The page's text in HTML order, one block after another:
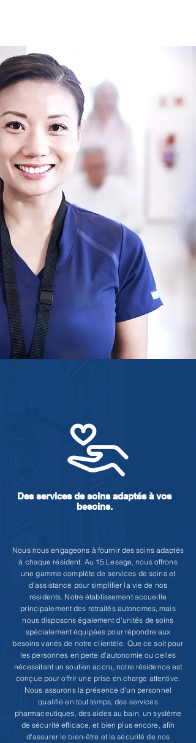
Des services de soins adaptés à vos
besoins.
Nous nous engageons à fournir des soins adaptés
à chaque résident. Au 15 Lesage, nous offrons
une gamme complète de services de soins et
d'assistance pour simplifier la vie de nos
résidents. Notre établissement accueille
principalement des retraités autonomes, mais
nous disposons également d'unités de soins
spécialement équipées pour répondre aux
besoins variés de notre clientèle. Que ce soit pour
les personnes en perte d'autonomie ou celles
nécessitant un soutien accru, notre résidence est
conçue pour offrir une prise en charge attentive.
Nous assurons la présence d'un personnel
qualifié en tout temps, des services
pharmaceutiques, des aides au bain, un système
de sécurité efficace, et bien plus encore, afin
d'assurer le bien-être et la sécurité de nos